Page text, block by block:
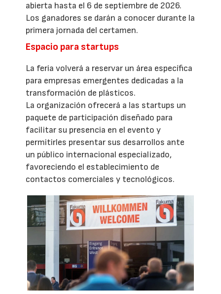
abierta hasta el 6 de septiembre de 2026.
Los ganadores se darán a conocer durante la
primera jornada del certamen.
Espacio para startups
La feria volverá a reservar un área específica
para empresas emergentes dedicadas a la
transformación de plásticos.
La organización ofrecerá a las startups un
paquete de participación diseñado para
facilitar su presencia en el evento y
permitirles presentar sus desarrollos ante
un público internacional especializado,
favoreciendo el establecimiento de
contactos comerciales y tecnológicos.